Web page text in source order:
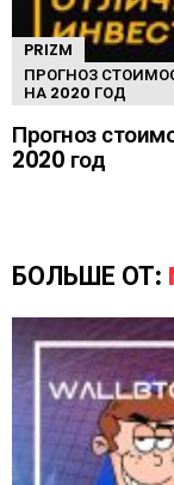
PRIZM
ПРОГНОЗ
НА 2020 ГОД
Прогноз
2020 год
БОЛЬШЕ ОТ: